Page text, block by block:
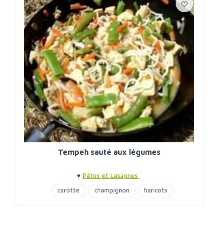
Tempeh sauté aux légumes
♥ Pâtes et Lasagnes
carotte
champignon haricots
les pasta végétaliennes tempeh